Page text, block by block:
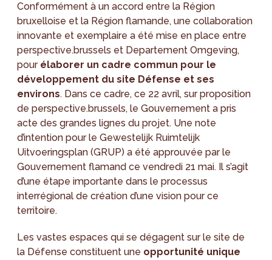
Conformément à un accord entre la Région
bruxelloise et la Région flamande, une collaboration
innovante et exemplaire a été mise en place entre
perspective.brussels et Departement Omgeving,
pour élaborer un cadre commun pour le
développement du site Défense et ses
environs. Dans ce cadre, ce 22 avril, sur proposition
de perspective.brussels, le Gouvernement a pris
acte des grandes lignes du projet. Une note
d’intention pour le Gewestelijk Ruimtelijk
Uitvoeringsplan (GRUP) a été approuvée par le
Gouvernement flamand ce vendredi 21 mai. Il s’agit
d’une étape importante dans le processus
interrégional de création d’une vision pour ce
territoire.
Les vastes espaces qui se dégagent sur le site de
la Défense constituent une opportunité unique